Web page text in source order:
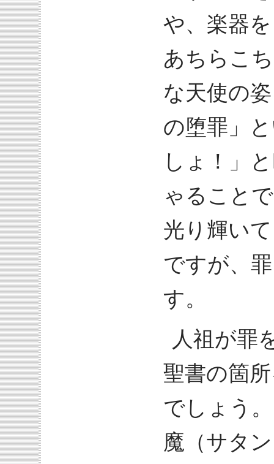
や、楽器
あちらこ
な天使の
の堕罪」
しょ！」
ゃること
光り輝い
ですが、
す。
人祖が罪
聖書の箇
でしょう
魔（サタ